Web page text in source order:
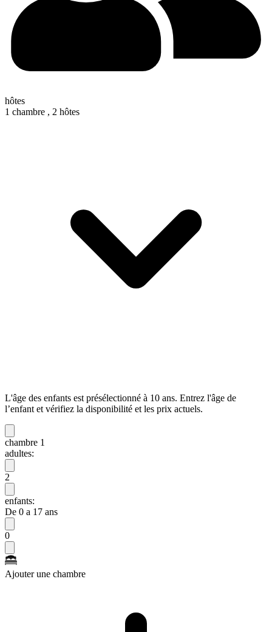
hôtes
1 chambre , 2 hôtes
L'âge des enfants est présélectionné à 10 ans. Entrez l'âge de
l’enfant et vérifiez la disponibilité et les prix actuels.
chambre 1
adultes:
2
enfants:
De 0 a 17 ans
0
Ajouter une chambre